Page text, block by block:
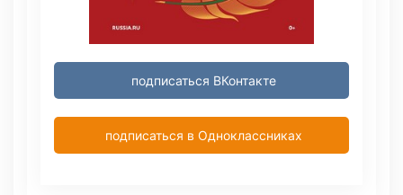
подписаться ВКонтакте
подписаться в Одноклассниках